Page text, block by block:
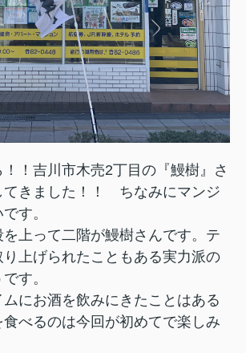
！吉川市木売2丁目の『鰻樹』さ
きました！！
ちなみにマンジ
す。
上って二階が鰻樹さんです。テ
り上げられたこともある実力派の
す。
にお酒を飲みにきたことはある
べるのは今回が初めてで楽しみ